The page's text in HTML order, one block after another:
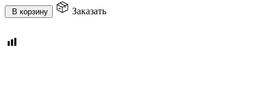
В корзину Заказать